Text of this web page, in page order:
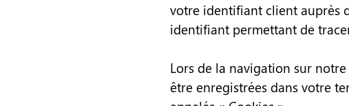
votre identifiant client auprès
identifiant permettant de
Lors de la navigation sur
être enregistrées dans votre